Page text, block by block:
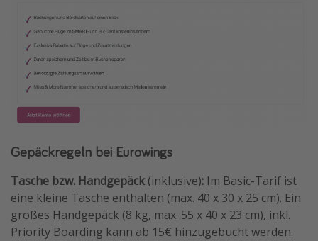
Gepäckregeln bei Eurowings
Tasche bzw. Handgepäck (inklusive): Im Basic-Tarif ist
eine kleine Tasche enthalten (max. 40 x 30 x 25 cm). Ein
großes Handgepäck (8 kg, max. 55 x 40 x 23 cm), inkl.
Priority Boarding kann ab 15€ hinzugebucht werden.